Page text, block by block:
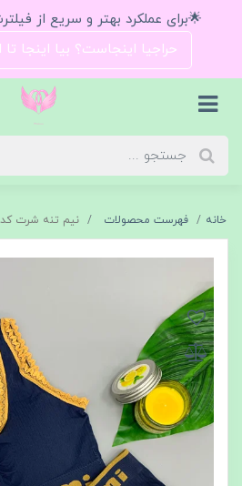
🌟برای عملکرد بهتر و سریع از
حراجیا اینجاست؟ بیا اینجا
خانه فهرست محصولات نیم تنه شرت کد۷۱۹